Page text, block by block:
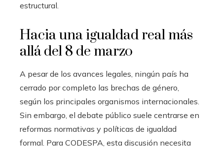
estructural.
Hacia una igualdad real más
allá del 8 de marzo
A pesar de los avances legales, ningún país ha
cerrado por completo las brechas de género,
según los principales organismos internacionales.
Sin embargo, el debate público suele centrarse en
reformas normativas y políticas de igualdad
formal. Para CODESPA, esta discusión necesita